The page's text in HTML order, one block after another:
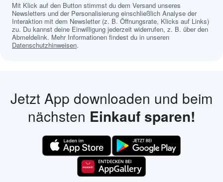
Mit Klick auf den Button stimmst du dem Versand unseres
Newsletters und der Personalisierung einschließlich Analyse der
Interaktion mit dem Newsletter (z. B. Öffnungsrate, Klicks auf Links)
zu. Du kannst deine Einwilligung jederzeit widerrufen, z. B. über den
Abmeldelink. Mehr Informationen findest du in unseren
Datenschutzhinweisen.
Jetzt App downloaden und beim
nächsten Einkauf sparen!